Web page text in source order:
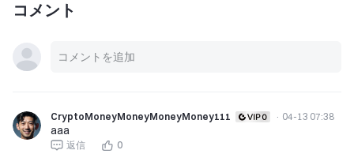
コメント
CryptoMoneyMoneyMoneyMoney111 · 04-13 07:38
aaa
返信 0